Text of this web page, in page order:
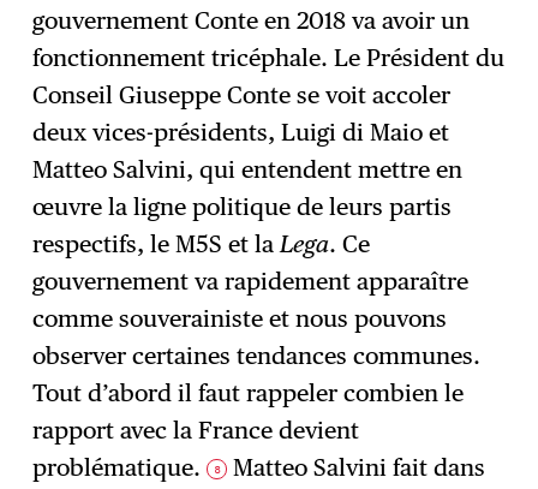
gouvernement Conte en 2018 va avoir un
fonctionnement tricéphale. Le Président du
Conseil Giuseppe Conte se voit accoler
deux vices-présidents, Luigi di Maio et
Matteo Salvini, qui entendent mettre en
œuvre la ligne politique de leurs partis
respectifs, le M5S et laLega. Ce
gouvernement va rapidement apparaître
comme souverainiste et nous pouvons
observer certaines tendances communes.
Tout d’abord il faut rappeler combien le
rapport avec la France devient
problématique. 8
Matteo Salvini fait dans